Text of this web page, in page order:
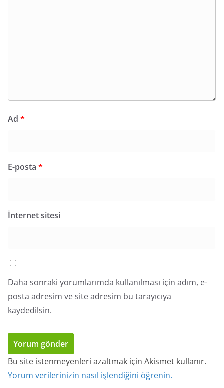
Ad *
E-posta *
İnternet sitesi
Daha sonraki yorumlarımda kullanılması için adım, e-
posta adresim ve site adresim bu tarayıcıya
kaydedilsin.
Bu site istenmeyenleri azaltmak için Akismet kullanır.
Yorum verilerinizin nasıl işlendiğini öğrenin.